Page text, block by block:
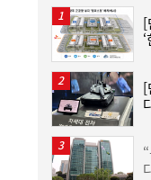
19:32
사상 최대
배당 375원
[
[